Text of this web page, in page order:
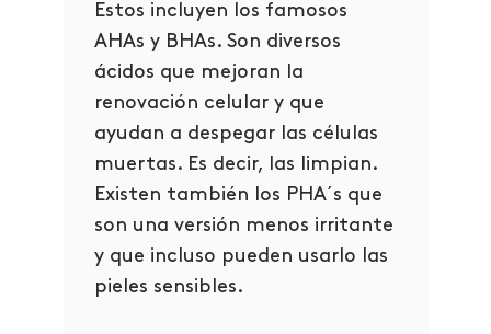
Estos incluyen los famosos
AHAs y BHAs. Son diversos
ácidos que mejoran la
renovación celular y que
ayudan a despegar las células
muertas. Es decir, las limpian.
Existen también los PHA´s que
son una versión menos irritante
y que incluso pueden usarlo las
pieles sensibles.